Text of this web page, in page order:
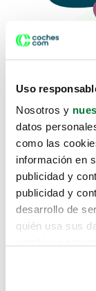
Uso
Nosotros y
datos
como las
información en
publicidad y
publicidad y
desarrollo de
quién usa sus
Lo
te
Pero puedes
buscando en